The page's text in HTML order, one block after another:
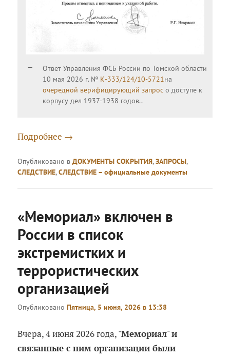
Ответ Управления ФСБ России по Томской области
10 мая 2026 г. № К-333/124/10-5721на
очередной верифицирующий запрос о доступе к
корпусу дел 1937-1938 годов..
Подробнее →
Опубликовано в ДОКУМЕНТЫ СОКРЫТИЯ,ЗАПРОСЫ,
СЛЕДСТВИЕ,СЛЕДСТВИЕ – официальные документы
«Мемориал» включен в
России в список
экстремистких и
террористических
организацией
ОпубликованоПятница, 5 июня, 2026 в 13:38
Вчера, 4 июня 2026 года, "Мемориал"и
связанные с ним организации были